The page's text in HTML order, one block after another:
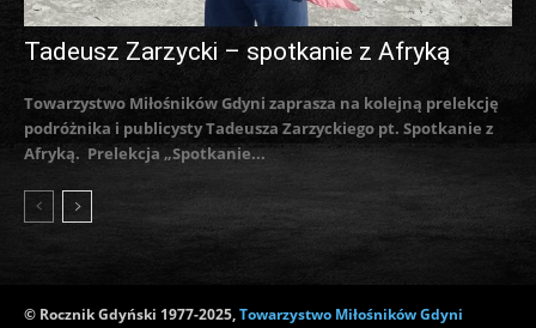
Tadeusz Zarzycki – spotkanie z Afryką
Towarzystwo Miłośników Gdyni zaprasza na kolejną prelekcję
podróżnika i publicysty Tadeusza Zarzyckiego pt. Spotkanie z
Afryką. Prelekcja „Spotkanie...
© Rocznik Gdyński 1977-2025,Towarzystwo Miłośników Gdyni